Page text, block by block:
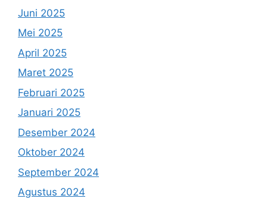
Juni 2025
Mei 2025
April 2025
Maret 2025
Februari 2025
Januari 2025
Desember 2024
Oktober 2024
September 2024
Agustus 2024